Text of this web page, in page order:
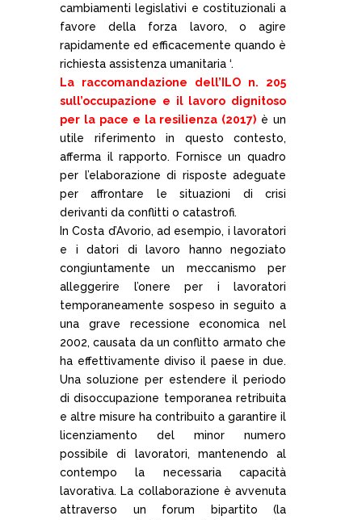
cambiamenti legislativi e costituzionali a
favore della forza lavoro, o agire
rapidamente ed efficacemente quando è
richiesta assistenza umanitaria ‘.
La raccomandazione dell’ILO n. 205
sull’occupazione e il lavoro dignitoso
per la pace e la resilienza (2017) è un
utile riferimento in questo contesto,
afferma il rapporto. Fornisce un quadro
per l’elaborazione di risposte adeguate
per affrontare le situazioni di crisi
derivanti da conflitti o catastrofi.
In Costa d’Avorio, ad esempio, i lavoratori
e i datori di lavoro hanno negoziato
congiuntamente un meccanismo per
alleggerire l’onere per i lavoratori
temporaneamente sospeso in seguito a
una grave recessione economica nel
2002, causata da un conflitto armato che
ha effettivamente diviso il paese in due.
Una soluzione per estendere il periodo
di disoccupazione temporanea retribuita
e altre misure ha contribuito a garantire il
licenziamento del minor numero
possibile di lavoratori, mantenendo al
contempo la necessaria capacità
lavorativa. La collaborazione è avvenuta
attraverso un forum bipartito (la